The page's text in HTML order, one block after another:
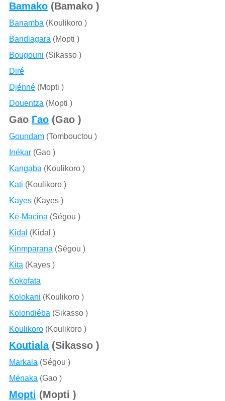
Bamako(Bamako )
Banamba (Koulikoro )
Bandiagara (Mopti )
Bougouni (Sikasso )
Diré
Djénné(Mopti )
Douentza (Mopti )
Gao Гао(Gao )
Goundam(Tombouctou )
Inékar(Gao )
Kangaba (Koulikoro )
Kati (Koulikoro )
Kayes(Kayes )
Ké-Macina (Ségou )
Kidal (Kidal )
Kinmparana (Ségou )
Kita (Kayes )
Kokofata
Kolokani (Koulikoro )
Kolondiéba (Sikasso )
Koulikoro(Koulikoro )
Koutiala(Sikasso )
Markala (Ségou )
Ménaka (Gao )
Mopti (Mopti )